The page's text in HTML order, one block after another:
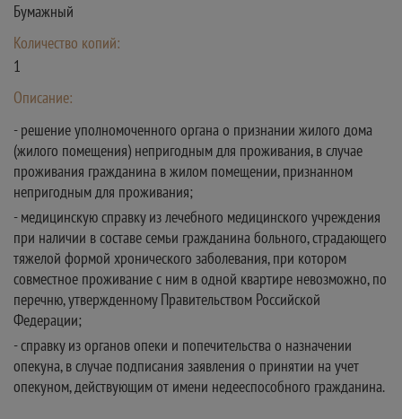
Бумажный
Количество копий:
1
Описание:
- решение уполномоченного органа о признании жилого дома
(жилого помещения) непригодным для проживания, в случае
проживания гражданина в жилом помещении, признанном
непригодным для проживания;
- медицинскую справку из лечебного медицинского учреждения
при наличии в составе семьи гражданина больного, страдающего
тяжелой формой хронического заболевания, при котором
совместное проживание с ним в одной квартире невозможно, по
перечню, утвержденному Правительством Российской
Федерации;
- справку из органов опеки и попечительства о назначении
опекуна, в случае подписания заявления о принятии на учет
опекуном, действующим от имени недееспособного гражданина.